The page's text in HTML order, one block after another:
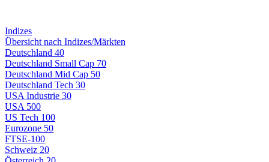
Indizes
Übersicht nach Indizes/Märkten
Deutschland 40
Deutschland Small Cap 70
Deutschland Mid Cap 50
Deutschland Tech 30
USA Industrie 30
USA 500
US Tech 100
Eurozone 50
FTSE-100
Schweiz 20